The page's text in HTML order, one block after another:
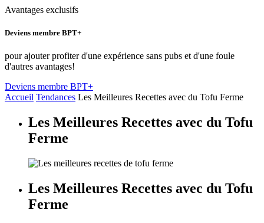
Avantages exclusifs
Deviens membre BPT+
pour ajouter profiter d'une expérience sans pubs et d'une foule
d'autres avantages!
Deviens membre BPT+
Accueil Tendances Les Meilleures Recettes avec du Tofu Ferme
Les Meilleures Recettes avec du Tofu
Ferme
Les Meilleures Recettes avec du Tofu
Ferme